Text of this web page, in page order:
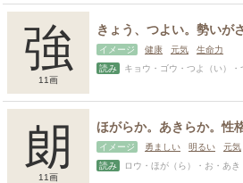
強
11画
イメージ 健康 元気
生命力
読み
キョウ・ゴウ・つよ（い）・つよ（まる）・つよ（める）・し（いる）【表外読み】こわ（い）・ したた（か）・ つと
朗
11画
イメージ 勇ましい 明るい 元気
読み
ロウ・ほが（ら）・お・あき・さ